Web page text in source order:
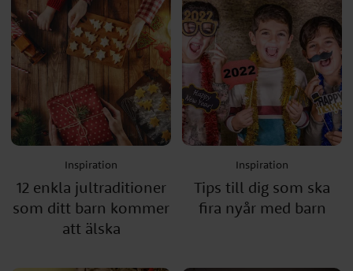
Inspiration
12 enkla jultraditioner
som ditt barn kommer
att älska
Inspiration
Tips till dig som ska
fira nyår med barn